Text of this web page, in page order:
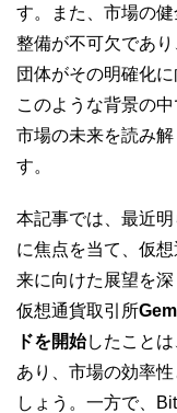
す。また、市場の
整備が不可欠であ
団体がその明確化
このような背景の
市場の未来を読み
す。
本記事では、最近
に焦点を当て、仮
来に向けた展望を
仮想通貨取引所
ドを開始したこと
あり、市場の効率
しょう。一方で、